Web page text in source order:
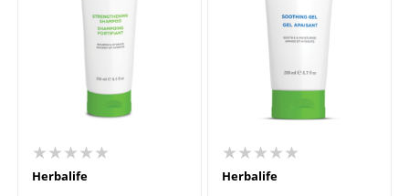
★★★★★
Herbalife
★★★★★
Herbalife